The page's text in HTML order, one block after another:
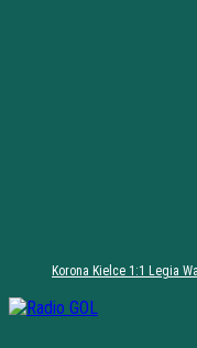
Korona Kielce 1:1 Legia